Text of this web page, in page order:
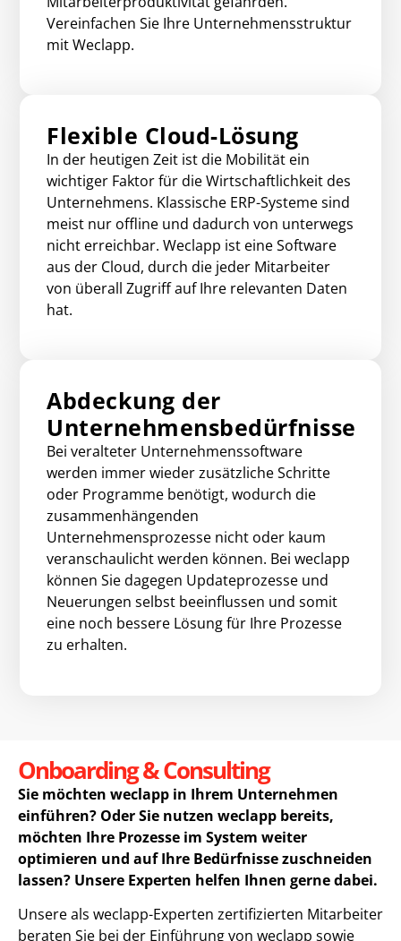
Vereinfachen Sie Ihre Unternehmensstruktur
mit Weclapp.
Flexible Cloud-Lösung
In der heutigen Zeit ist die Mobilität ein
wichtiger Faktor für die Wirtschaftlichkeit des
Unternehmens. Klassische ERP-Systeme sind
meist nur offline und dadurch von unterwegs
nicht erreichbar. Weclapp ist eine Software
aus der Cloud, durch die jeder Mitarbeiter
von überall Zugriff auf Ihre relevanten Daten
hat.
Abdeckung der
Unternehmensbedürfnisse
Bei veralteter Unternehmenssoftware
werden immer wieder zusätzliche Schritte
oder Programme benötigt, wodurch die
zusammenhängenden
Unternehmensprozesse nicht oder kaum
veranschaulicht werden können. Bei weclapp
können Sie dagegen Updateprozesse und
Neuerungen selbst beeinflussen und somit
eine noch bessere Lösung für Ihre Prozesse
zu erhalten.
Onboarding & Consulting
Sie möchten weclapp in Ihrem Unternehmen
einführen? Oder Sie nutzen weclapp bereits,
möchten Ihre Prozesse im System weiter
optimieren und auf Ihre Bedürfnisse zuschneiden
lassen? Unsere Experten helfen Ihnen gerne dabei.
Unsere als weclapp-Experten zertifizierten Mitarbeiter
beraten Sie bei der Einführung von weclapp sowie